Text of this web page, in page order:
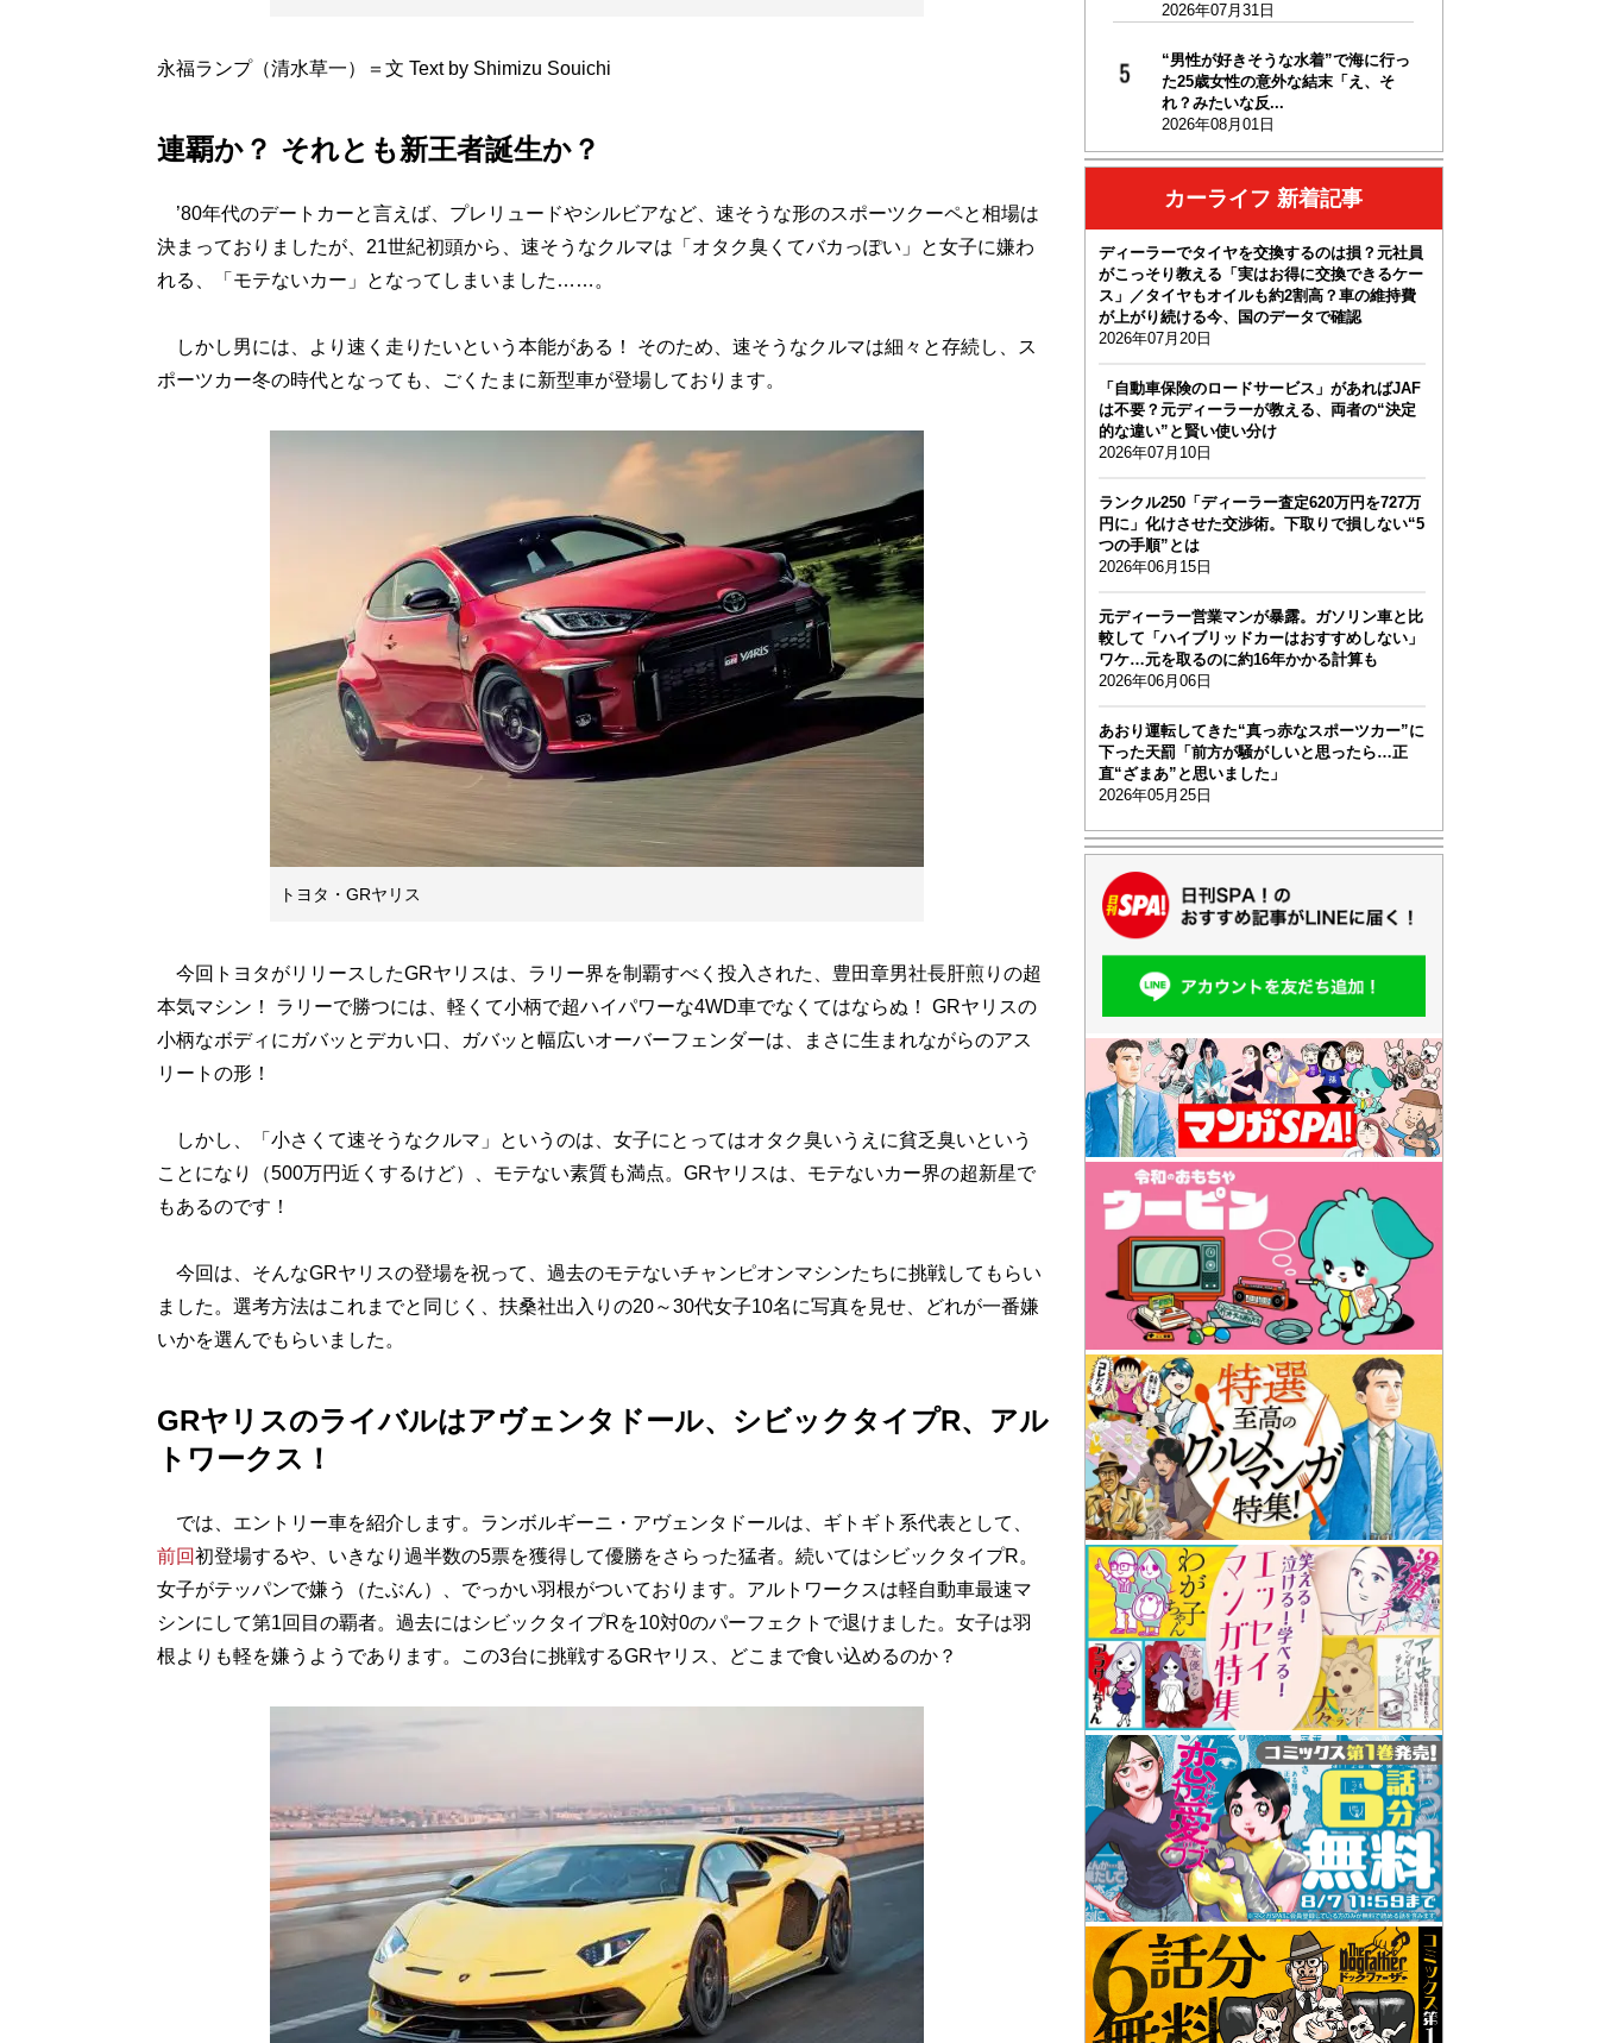
永福ランプ（清水草一）＝文 Text by Shimizu Souichi
連覇か？ それとも新王者誕生か？
’80年代のデートカーと言えば、プレリュードやシルビアなど、速そうな形のスポーツクーペと相場は
決まっておりましたが、21世紀初頭から、速そうなクルマは「オタク臭くてバカっぽい」と女子に嫌わ
れる、「モテないカー」となってしまいました……。
しかし男には、より速く走りたいという本能がある！ そのため、速そうなクルマは細々と存続し、ス
ポーツカー冬の時代となっても、ごくたまに新型車が登場しております。
トヨタ・GRヤリス
今回トヨタがリリースしたGRヤリスは、ラリー界を制覇すべく投入された、豊田章男社長肝煎りの超
本気マシン！ ラリーで勝つには、軽くて小柄で超ハイパワーな4WD車でなくてはならぬ！ GRヤリスの
小柄なボディにガバッとデカい口、ガバッと幅広いオーバーフェンダーは、まさに生まれながらのアス
リートの形！
しかし、「小さくて速そうなクルマ」というのは、女子にとってはオタク臭いうえに貧乏臭いという
ことになり（500万円近くするけど）、モテない素質も満点。GRヤリスは、モテないカー界の超新星で
もあるのです！
今回は、そんなGRヤリスの登場を祝って、過去のモテないチャンピオンマシンたちに挑戦してもらい
ました。選考方法はこれまでと同じく、扶桑社出入りの20～30代女子10名に写真を見せ、どれが一番嫌
いかを選んでもらいました。
GRヤリスのライバルはアヴェンタドール、シビックタイプR、アル
トワークス！
では、エントリー車を紹介します。ランボルギーニ・アヴェンタドールは、ギトギト系代表として、
前回初登場するや、いきなり過半数の5票を獲得して優勝をさらった猛者。続いてはシビックタイプR。
女子がテッパンで嫌う（たぶん）、でっかい羽根がついております。アルトワークスは軽自動車最速マ
シンにして第1回目の覇者。過去にはシビックタイプRを10対0のパーフェクトで退けました。女子は羽
根よりも軽を嫌うようであります。この3台に挑戦するGRヤリス、どこまで食い込めるのか？
2026年07月31日
“男性が好きそうな水着”で海に行っ
た25歳女性の意外な結末「え、そ
れ？みたいな反...
2026年08月01日
カーライフ 新着記事
ディーラーでタイヤを交換するのは損？元社員
がこっそり教える「実はお得に交換できるケー
ス」／タイヤもオイルも約2割高？車の維持費
が上がり続ける今、国のデータで確認
2026年07月20日
「自動車保険のロードサービス」があればJAF
は不要？元ディーラーが教える、両者の“決定
的な違い”と賢い使い分け
2026年07月10日
ランクル250「ディーラー査定620万円を727万
円に」化けさせた交渉術。下取りで損しない“5
つの手順”とは
2026年06月15日
元ディーラー営業マンが暴露。ガソリン車と比
較して「ハイブリッドカーはおすすめしない」
ワケ…元を取るのに約16年かかる計算も
2026年06月06日
あおり運転してきた“真っ赤なスポーツカー”に
下った天罰「前方が騒がしいと思ったら…正
直“ざまあ”と思いました」
2026年05月25日